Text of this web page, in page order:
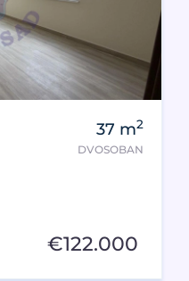
37 m2
DVOSOBAN
€122.000